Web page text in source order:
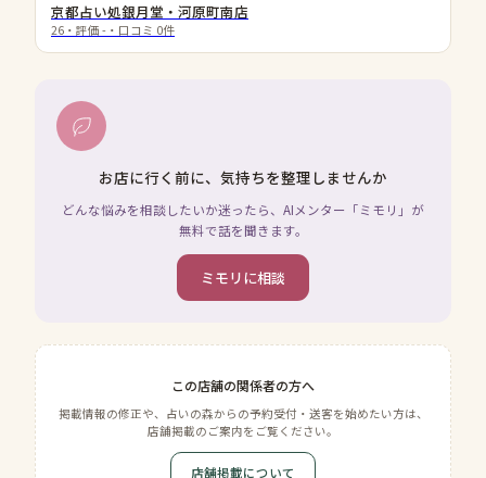
京都占い処銀月堂・河原町南店
26 ・評価 - ・口コミ 0件
お店に行く前に、気持ちを整理しませんか
どんな悩みを相談したいか迷ったら、AIメンター「ミモリ」が
無料で話を聞きます。
ミモリに相談
この店舗の関係者の方へ
掲載情報の修正や、占いの森からの予約受付・送客を始めたい方は、
店舗掲載のご案内をご覧ください。
店舗掲載について